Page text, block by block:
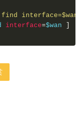
interface=$wan